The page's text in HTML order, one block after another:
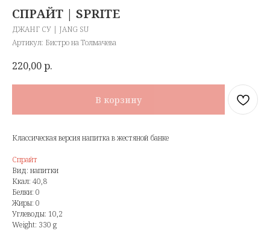
СПРАЙТ | SPRITE
ДЖАНГ СУ | JANG SU
Артикул: Бистро на Толмачева
220,00р.
В корзину
Классическая версия напитка в жестяной банке
Спрайт
Вид: напитки
Ккал: 40,8
Белки: 0
Жиры: 0
Углеводы: 10,2
Weight: 330 g